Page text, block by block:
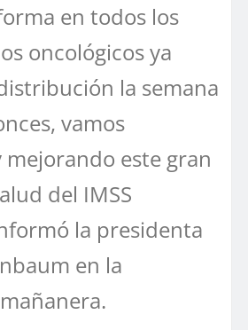
en todos los
oncológicos ya
la semana
vamos
mejorando este gran
del IMSS
la presidenta
en la